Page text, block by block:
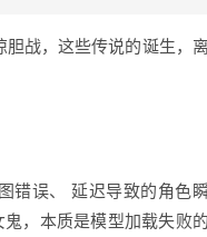
胆战，这些传说的诞生，离
错误、 延迟导致的角色
，本质是模型加载失败的